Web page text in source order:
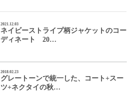
2021.12.03
ネイビーストライプ柄ジャケットのコー
ディネート 20…
2018.02.23
グレートーンで統一した、コート+スー
ツ+ネクタイの秋…